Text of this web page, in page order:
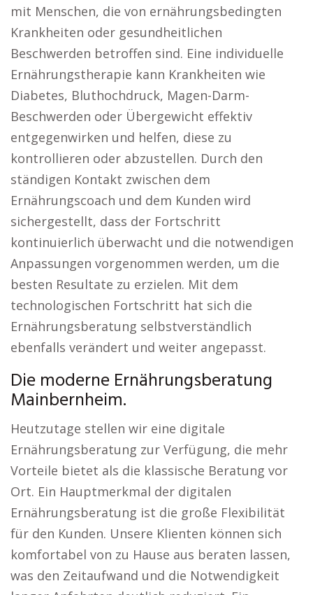
mit Menschen, die von ernährungsbedingten
Krankheiten oder gesundheitlichen
Beschwerden betroffen sind. Eine individuelle
Ernährungstherapie kann Krankheiten wie
Diabetes, Bluthochdruck, Magen-Darm-
Beschwerden oder Übergewicht effektiv
entgegenwirken und helfen, diese zu
kontrollieren oder abzustellen. Durch den
ständigen Kontakt zwischen dem
Ernährungscoach und dem Kunden wird
sichergestellt, dass der Fortschritt
kontinuierlich überwacht und die notwendigen
Anpassungen vorgenommen werden, um die
besten Resultate zu erzielen. Mit dem
technologischen Fortschritt hat sich die
Ernährungsberatung selbstverständlich
ebenfalls verändert und weiter angepasst.
Die moderne Ernährungsberatung
Mainbernheim.
Heutzutage stellen wir eine digitale
Ernährungsberatung zur Verfügung, die mehr
Vorteile bietet als die klassische Beratung vor
Ort. Ein Hauptmerkmal der digitalen
Ernährungsberatung ist die große Flexibilität
für den Kunden. Unsere Klienten können sich
komfortabel von zu Hause aus beraten lassen,
was den Zeitaufwand und die Notwendigkeit